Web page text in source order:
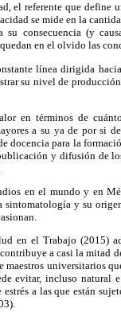
el referente que
se mide en la
su consecuencia (y
en el olvido las
línea dirigida
su nivel de
en términos de
a su ya de por si
para la
y difusión de
en el mundo y en
sintomatología y su
en el Trabajo (2015)
a casi la mitad
universitarios
evitar, incluso
a las que están